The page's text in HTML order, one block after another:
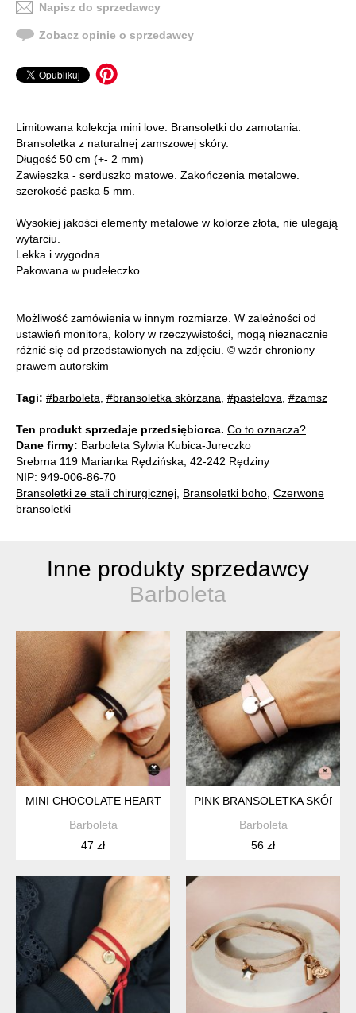
Napisz do sprzedawcy
Zobacz opinie o sprzedawcy
Limitowana kolekcja mini love. Bransoletki do zamotania.
Bransoletka z naturalnej zamszowej skóry.
Długość 50 cm (+- 2 mm)
Zawieszka - serduszko matowe. Zakończenia metalowe.
szerokość paska 5 mm.
Wysokiej jakości elementy metalowe w kolorze złota, nie ulegają
wytarciu.
Lekka i wygodna.
Pakowana w pudełeczko
Możliwość zamówienia w innym rozmiarze. W zależności od
ustawień monitora, kolory w rzeczywistości, mogą nieznacznie
różnić się od przedstawionych na zdjęciu. © wzór chroniony
prawem autorskim
Tagi: #barboleta, #bransoletka skórzana, #pastelova, #zamsz
Ten produkt sprzedaje przedsiębiorca. Co to oznacza?
Dane firmy: Barboleta Sylwia Kubica-Jureczko
Srebrna 119 Marianka Rędzińska, 42-242 Rędziny
NIP: 949-006-86-70
Bransoletki ze stali chirurgicznej, Bransoletki boho, Czerwone
bransoletki
Inne produkty sprzedawcy
Barboleta
MINI CHOCOLATE HEART
Barboleta
47 zł
PINK BRANSOLETKA
Barboleta
56 zł